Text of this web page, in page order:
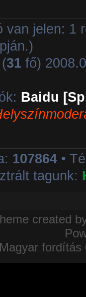
van jelen: 1
31 fő)
Baidu
107864 •
tagunk:
created
Magyar